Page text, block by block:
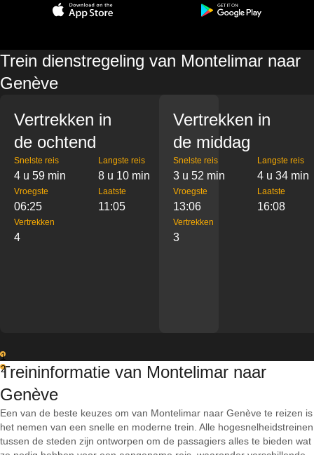
Trein dienstregeling van Montelimar naar
Genève
Vertrekken in
de ochtend
Snelste reis
4 u 59 min
Langste reis
8 u 10 min
Vroegste
06:25
Laatste
11:05
Vertrekken
4
Vertrekken in
de middag
Snelste reis
3 u 52 min
Langste reis
4 u 34 min
Vroegste
13:06
Laatste
16:08
Vertrekken
3
1
2
Treininformatie van Montelimar naar
Genève
Een van de beste keuzes om van Montelimar naar Genève te reizen is
het nemen van een snelle en moderne trein. Alle hogesnelheidstreinen
tussen de steden zijn ontworpen om de passagiers alles te bieden wat